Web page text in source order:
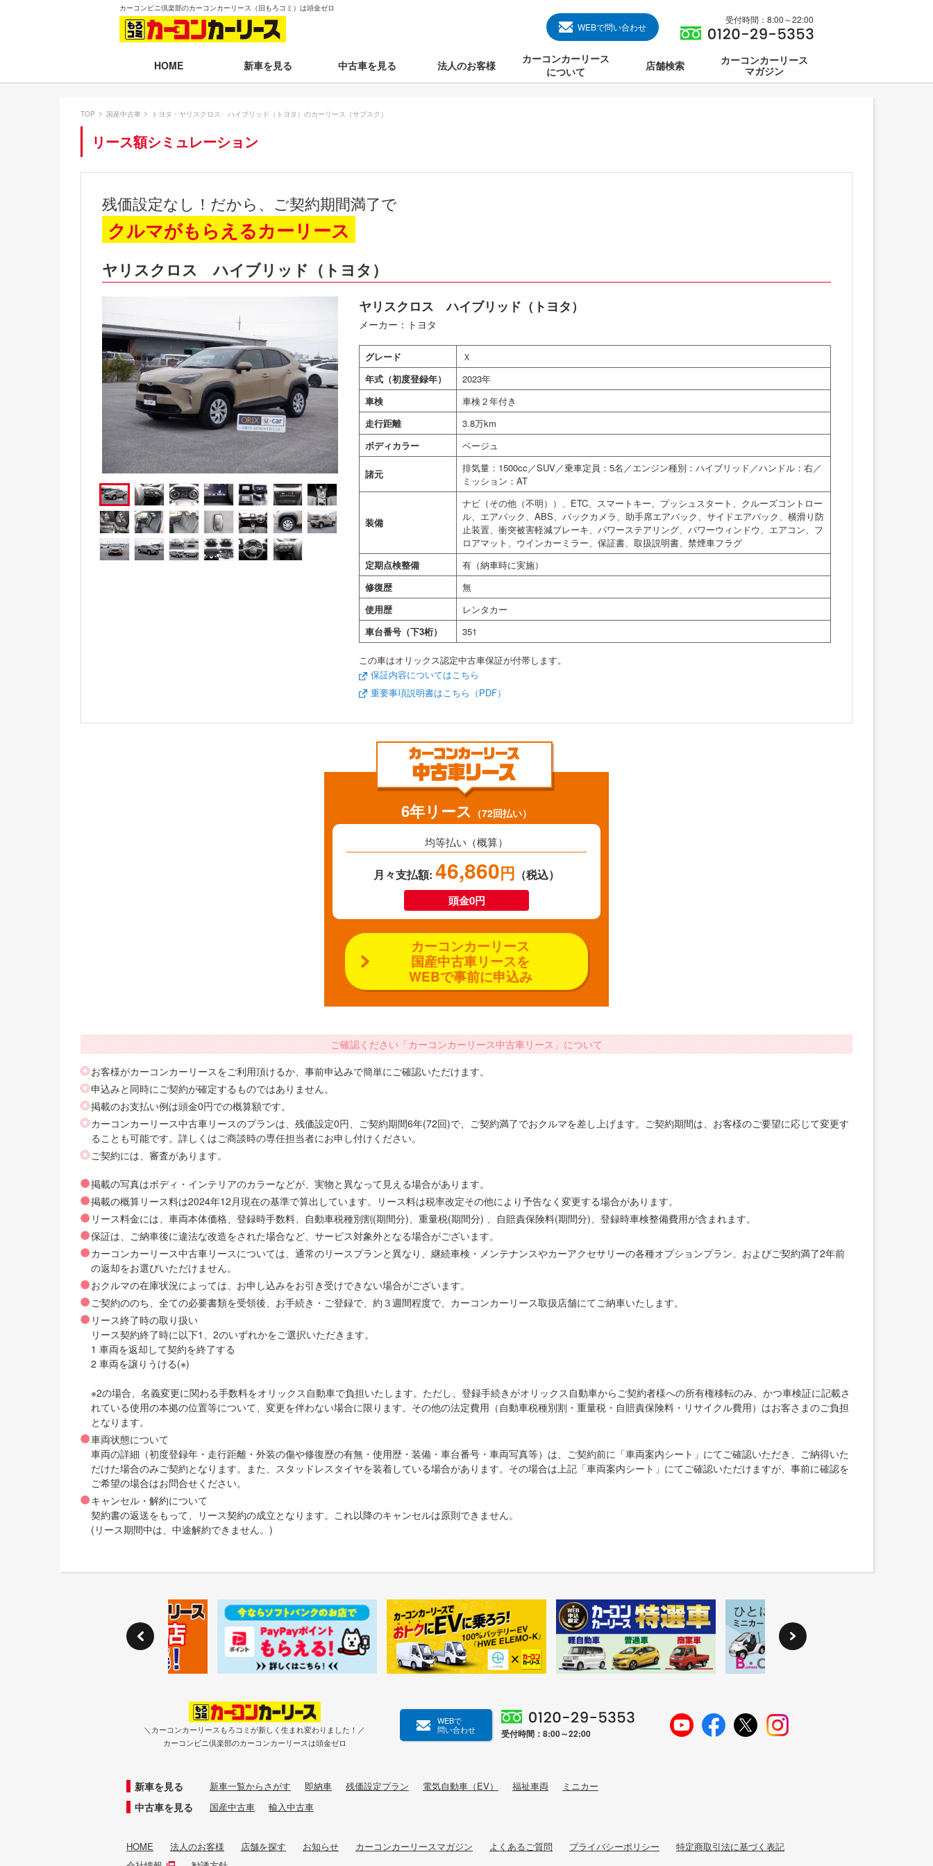
カーコンビニ倶楽部のカーコンカーリース（旧もろコミ）は頭金ゼロ
WEBで問い合わせ
受付時間：8:00～22:00
HOME 新車を見る
月々50,001円以上のクルマを見る
新車一覧から選ぶ
即納車（最短14日で納車）
電気自動車（EV）
福祉車両
ミニカー
中古車を見る 法人のお客様
カーコンカーリース
について
店舗検索
カーコンカーリース
マガジン
TOP 国産中古車 トヨタ・ヤリスクロス ハイブリッド（トヨタ）のカーリース（サブスク）
リース額シミュレーション
残価設定なし！だから、ご契約期間満了で
クルマがもらえるカーリース
ヤリスクロス ハイブリッド（トヨタ）
ヤリスクロス ハイブリッド（トヨタ）
メーカー：トヨタ
グレード
Ｘ
年式（初度登録年）
2023年
車検
車検２年付き
走行距離
3.8万km
ボディカラー
ベージュ
諸元
排気量：1500cc／SUV／乗車定員：5名／エンジン種別：ハイブリッド／ハンドル：右／
ミッション：AT
装備
ナビ（その他（不明））、ETC、スマートキー、プッシュスタート、クルーズコントロー
ル、エアバック、ABS、バックカメラ、助手席エアバック、サイドエアバック、横滑り防
止装置、衝突被害軽減ブレーキ、パワーステアリング、パワーウィンドウ、エアコン、フ
ロアマット、ウインカーミラー、保証書、取扱説明書、禁煙車フラグ
定期点検整備
有（納車時に実施）
修復歴
無
使用歴
レンタカー
車台番号（下3桁）
351
この車はオリックス認定中古車保証が付帯します。
保証内容についてはこちら
重要事項説明書はこちら（PDF）
6年リース （72回払い）
均等払い（概算）
月々支払額: 46,860円 （税込）
頭金0円
カーコンカーリース
国産中古車リースを
WEBで事前に申込み
ご確認ください「カーコンカーリース中古車リース」について
お客様がカーコンカーリースをご利用頂けるか、事前申込みで簡単にご確認いただけます。
申込みと同時にご契約が確定するものではありません。
掲載のお支払い例は頭金0円での概算額です。
カーコンカーリース中古車リースのプランは、残価設定0円、ご契約期間6年(72回)で、ご契約満了でおクルマを差し上げます。ご契約期間は、お客様のご要望に応じて変更す
ることも可能です。詳しくはご商談時の専任担当者にお申し付けください。
ご契約には、審査があります。
掲載の写真はボディ・インテリアのカラーなどが、実物と異なって見える場合があります。
掲載の概算リース料は2024年12月現在の基準で算出しています。リース料は税率改定その他により予告なく変更する場合があります。
リース料金には、車両本体価格、登録時手数料、自動車税種別割(期間分)、重量税(期間分) 、自賠責保険料(期間分)、登録時車検整備費用が含まれます。
保証は、ご納車後に違法な改造をされた場合など、サービス対象外となる場合がございます。
カーコンカーリース中古車リースについては、通常のリースプランと異なり、継続車検・メンテナンスやカーアクセサリーの各種オプションプラン、およびご契約満了2年前
の返却をお選びいただけません。
おクルマの在庫状況によっては、お申し込みをお引き受けできない場合がございます。
ご契約ののち、全ての必要書類を受領後、お手続き・ご登録で、約３週間程度で、カーコンカーリース取扱店舗にてご納車いたします。
リース終了時の取り扱い
リース契約終了時に以下1、2のいずれかをご選択いただきます。
1 車両を返却して契約を終了する
2 車両を譲りうける(※)
※2の場合、名義変更に関わる手数料をオリックス自動車で負担いたします。ただし、登録手続きがオリックス自動車からご契約者様への所有権移転のみ、かつ車検証に記載さ
れている使用の本拠の位置等について、変更を伴わない場合に限ります。その他の法定費用（自動車税種別割・重量税・自賠責保険料・リサイクル費用）はお客さまのご負担
となります。
車両状態について
車両の詳細（初度登録年・走行距離・外装の傷や修復歴の有無・使用歴・装備・車台番号・車両写真等）は、ご契約前に「車両案内シート」にてご確認いただき、ご納得いた
だけた場合のみご契約となります。また、スタッドレスタイヤを装着している場合があります。その場合は上記「車両案内シート」にてご確認いただけますが、事前に確認を
ご希望の場合はお問合せください。
キャンセル・解約について
契約書の返送をもって、リース契約の成立となります。これ以降のキャンセルは原則できません。
(リース期間中は、中途解約できません。)
＼カーコンカーリースもろコミが新しく生まれ変わりました！／
カーコンビニ倶楽部のカーコンカーリースは頭金ゼロ
WEBで
問い合わせ
受付時間：8:00～22:00
新車を見る 新車一覧からさがす 即納車 残価設定プラン 電気自動車（EV） 福祉車両 ミニカー
中古車を見る 国産中古車 輸入中古車
HOME 法人のお客様 店舗を探す お知らせ カーコンカーリースマガジン よくあるご質問 プライバシーポリシー
特定商取引法に基づく表記